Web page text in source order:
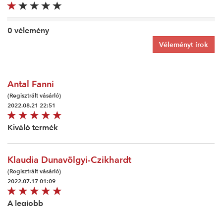
0 vélemény
Véleményt írok
Antal Fanni
(Regisztrált vásárló)
2022.08.21 22:51
Kiváló termék
Klaudia Dunavölgyi-Czikhardt
(Regisztrált vásárló)
2022.07.17 01:09
A legjobb